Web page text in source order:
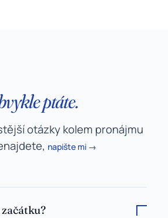
ptáte.
otázky kolem pronájmu
napište mi →